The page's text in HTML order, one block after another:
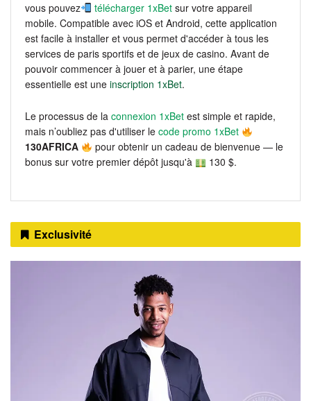
vous pouvez
télécharger 1xBet sur votre appareil
mobile. Compatible avec iOS et Android, cette application
est facile à installer et vous permet d'accéder à tous les
services de paris sportifs et de jeux de casino. Avant de
pouvoir commencer à jouer et à parier, une étape
essentielle est une inscription 1xBet.
Le processus de la connexion 1xBet est simple et rapide,
mais n’oubliez pas d'utiliser le code promo 1xBet
130AFRICA
pour obtenir un cadeau de bienvenue — le
bonus sur votre premier dépôt jusqu'à
130 $.
Exclusivité